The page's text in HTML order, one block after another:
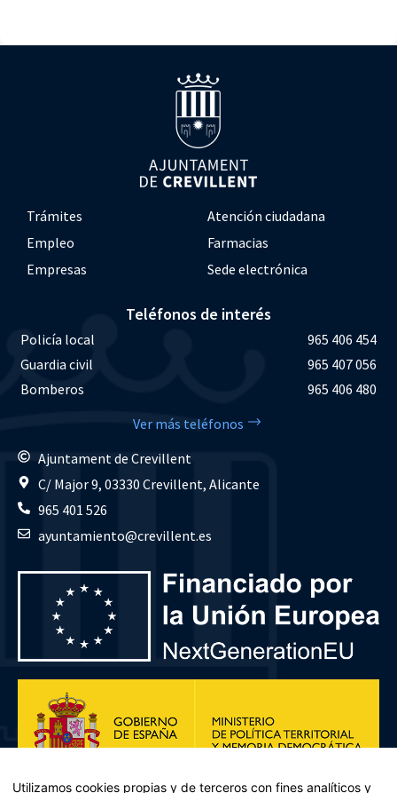
Trámites
Atención ciudadana
Empleo
Farmacias
Empresas
Sede electrónica
Teléfonos de interés
Policía local
965 406 454
Guardia civil
965 407 056
Bomberos
965 406 480
Ver más teléfonos
Ajuntament de Crevillent
C/ Major 9, 03330 Crevillent, Alicante
965 401 526
ayuntamiento@crevillent.es
Utilizamos cookies propias y de terceros con fines analíticos y